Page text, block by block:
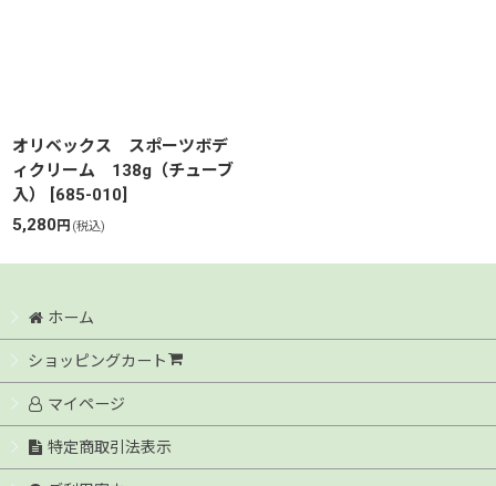
オリベックス スポーツボデ
ィクリーム 138g（チューブ
入）
[685-010]
5,280円 (税込)
ホーム
ショッピングカート
マイページ
特定商取引法表示